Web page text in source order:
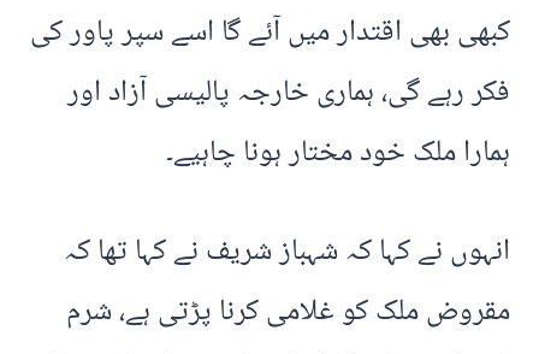
کبھی بھی اقتدار میں آئے گا اسے سپر پاور کی
فکر رہے گی، ہماری خارجہ پالیسی آزاد اور
ہمارا ملک خود مختار ہونا چاہیے۔
انہوں نے کہا کہ شہباز شریف نے کہا تھا کہ
مقروض ملک کو غلامی کرنا پڑتی ہے، شرم